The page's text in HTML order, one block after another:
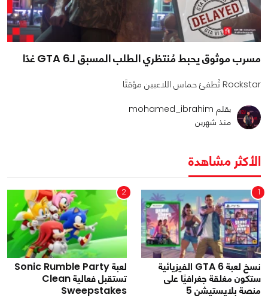
مسرب موثوق يحبط مُنتظري الطلب المسبق لـGTA 6 غدًا
Rockstar تُطفئ حماس اللاعبين مؤقتًا
بقلم mohamed_ibrahim
منذ شهرين
الأكثر مشاهدة
1
نسخ لعبة GTA 6 الفيزيائية
ستكون مغلقة جغرافيًا على
منصة بلايستيشن 5
2
لعبة Sonic Rumble Party
تستقبل فعالية Clean
Sweepstakes